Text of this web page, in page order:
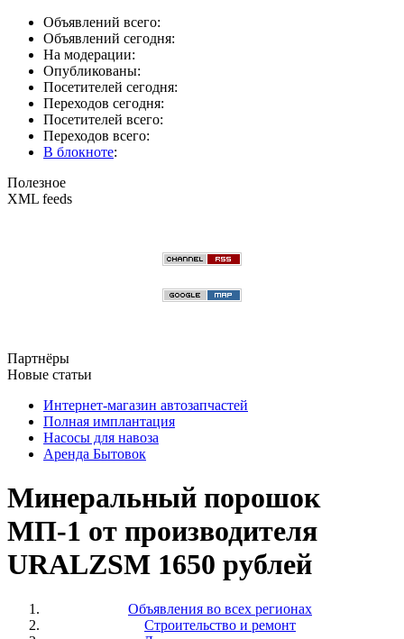
Объявлений всего:
Объявлений сегодня:
На модерации:
Опубликованы:
Посетителей сегодня:
Переходов сегодня:
Посетителей всего:
Переходов всего:
В блокноте:
Полезное
XML feeds
Партнёры
Новые статьи
Интернет-магазин автозапчастей
Полная имплантация
Насосы для навоза
Аренда Бытовок
Минеральный порошок
МП-1 от производителя
URALZSM 1650 рублей
Объявления во всех регионах
Строительство и ремонт